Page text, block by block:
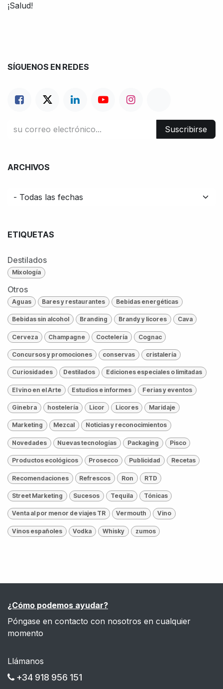
¡Salud!
SÍGUENOS EN REDES
Suscribirse
ARCHIVOS
ETIQUETAS
Destilados
Mixología
Otros
Aguas Bares y restaurantes Bebidas energéticas
Bebidas sin alcohol Branding Brandy y licores Cava
Cerveza Champagne Coctelería Cognac
Concursos y promociones conservas cristalería
Curiosidades Destilados Ediciones especiales o limitadas
El vino en el Arte Estudios e informes Ferias y eventos
Ginebra hostelería Licor Licores Maridaje
Marketing Mezcal Noticias y reconocimientos
Novedades Nuevas tecnologías Packaging Pisco
Productos ecológicos Prosecco Publicidad Recetas
Recomendaciones Refrescos Ron RTD
Street Marketing Sucesos Tequila Tónicas
Venta al por menor de viajes TR Vermouth Vino
Vinos españoles Vodka Whisky zumos
¿Cómo podemos ayudar?
Póngase en contacto con nosotros en cualquier
momento
Llámanos
+34 918 956 151